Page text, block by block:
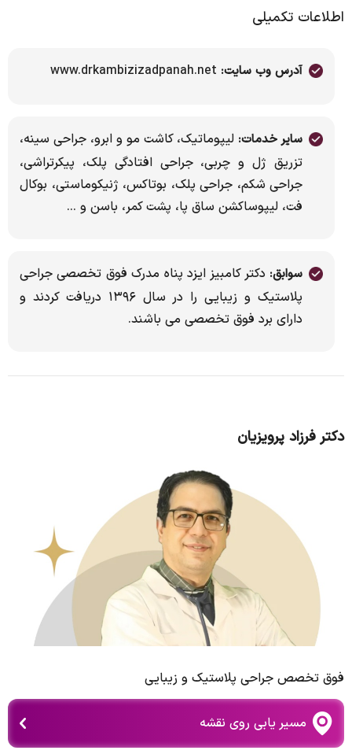
اطلاعات تکمیلی
آدرس وب سایت:
سایر خدمات: لیپوماتیک، کاشت مو و ابرو، جراحی سینه،
تزریق ژل و چربی، جراحی افتادگی پلک، پیکرتراشی،
جراحی شکم، جراحی پلک، بوتاکس، ژنیکوماستی، بوکال
فت، لیپوساکشن ساق پا، پشت کمر، باسن و ...
سوابق: دکتر کامبیز ایزد پناه مدرک فوق تخصصی جراحی
پلاستیک و زیبایی را در سال ۱۳۹۶ دریافت کردند و
دارای برد فوق تخصصی می باشند.
دکتر فرزاد پرویزیان
فوق تخصص جراحی پلاستیک و زیبایی
مسیر یابی روی نقشه